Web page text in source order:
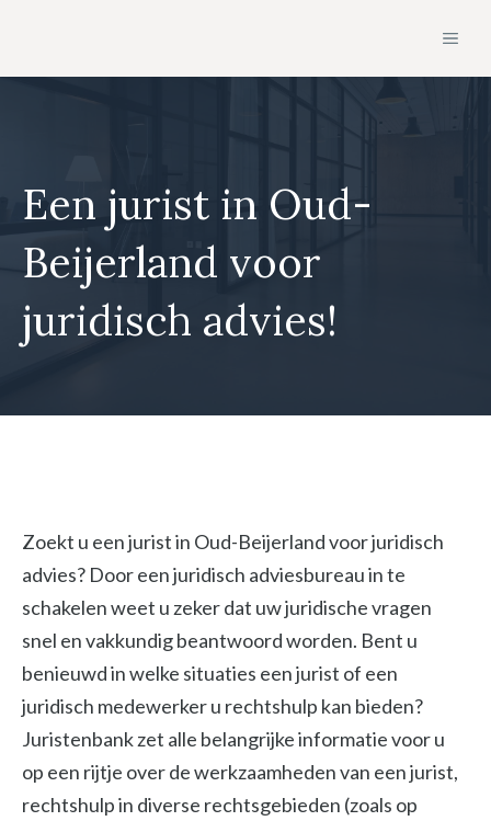
de
Een jurist in Oud-
Beijerland voor
juridisch advies!
Zoekt u een jurist in Oud-Beijerland voor juridisch
advies? Door een juridisch adviesbureau in te
schakelen weet u zeker dat uw juridische vragen
snel en vakkundig beantwoord worden. Bent u
benieuwd in welke situaties een jurist of een
juridisch medewerker u rechtshulp kan bieden?
Juristenbank zet alle belangrijke informatie voor u
op een rijtje over de werkzaamheden van een jurist,
rechtshulp in diverse rechtsgebieden (zoals op